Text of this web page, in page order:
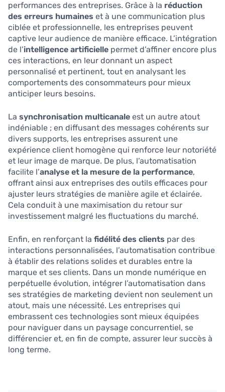
performances des entreprises. Grâce à la réduction
des erreurs humaines et à une communication plus
ciblée et professionnelle, les entreprises peuvent
captive leur audience de manière efficace. L’intégration
de l’intelligence artificielle permet d’affiner encore plus
ces interactions, en leur donnant un aspect
personnalisé et pertinent, tout en analysant les
comportements des consommateurs pour mieux
anticiper leurs besoins.
La synchronisation multicanale est un autre atout
indéniable ; en diffusant des messages cohérents sur
divers supports, les entreprises assurent une
expérience client homogène qui renforce leur notoriété
et leur image de marque. De plus, l’automatisation
facilite l’analyse et la mesure de la performance,
offrant ainsi aux entreprises des outils efficaces pour
ajuster leurs stratégies de manière agile et éclairée.
Cela conduit à une maximisation du retour sur
investissement malgré les fluctuations du marché.
Enfin, en renforçant la fidélité des clients par des
interactions personnalisées, l’automatisation contribue
à établir des relations solides et durables entre la
marque et ses clients. Dans un monde numérique en
perpétuelle évolution, intégrer l’automatisation dans
ses stratégies de marketing devient non seulement un
atout, mais une nécessité. Les entreprises qui
embrassent ces technologies sont mieux équipées
pour naviguer dans un paysage concurrentiel, se
différencier et, en fin de compte, assurer leur succès à
long terme.